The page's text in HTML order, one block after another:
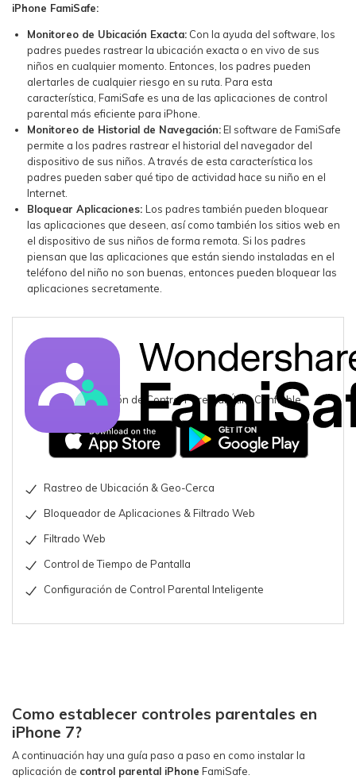
iPhone FamiSafe:
Monitoreo de Ubicación Exacta: Con la ayuda del software, los
padres puedes rastrear la ubicación exacta o en vivo de sus
niños en cualquier momento. Entonces, los padres pueden
alertarles de cualquier riesgo en su ruta. Para esta
característica, FamiSafe es una de las aplicaciones de control
parental más eficiente para iPhone.
Monitoreo de Historial de Navegación: El software de FamiSafe
permite a los padres rastrear el historial del navegador del
dispositivo de sus niños. A través de esta característica los
padres pueden saber qué tipo de actividad hace su niño en el
Internet.
Bloquear Aplicaciones: Los padres también pueden bloquear
las aplicaciones que deseen, así como también los sitios web en
el dispositivo de sus niños de forma remota. Si los padres
piensan que las aplicaciones que están siendo instaladas en el
teléfono del niño no son buenas, entonces pueden bloquear las
aplicaciones secretamente.
Una Aplicación de Control Parental Útil y Confiable
Rastreo de Ubicación & Geo-Cerca
Bloqueador de Aplicaciones & Filtrado Web
Filtrado Web
Control de Tiempo de Pantalla
Configuración de Control Parental Inteligente
Como establecer controles parentales en
iPhone 7?
A continuación hay una guía paso a paso en como instalar la
aplicación de control parental iPhone FamiSafe.